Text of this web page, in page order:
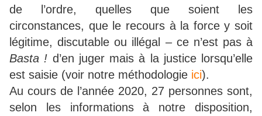
de l’ordre, quelles que soient les
circonstances, que le recours à la force y soit
légitime, discutable ou illégal – ce n’est pas à
Basta ! d’en juger mais à la justice lorsqu’elle
est saisie (voir notre méthodologie ici).
Au cours de l’année 2020, 27 personnes sont,
selon les informations à notre disposition,